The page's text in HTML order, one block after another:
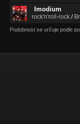
Imodium
rock'n'roll-rock /
Podobnost se určuje podle